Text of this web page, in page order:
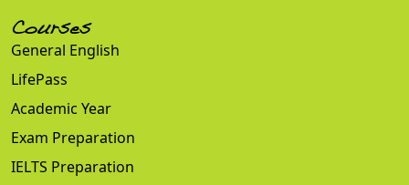
Courses
General English
LifePass
Academic Year
Exam Preparation
IELTS Preparation